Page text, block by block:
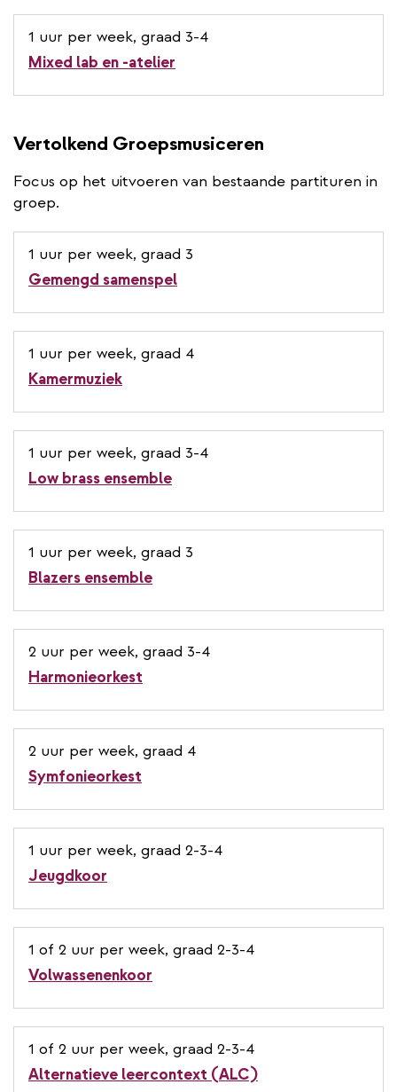
1 uur per week, graad 3-4
Mixed lab en -atelier
Vertolkend Groepsmusiceren
Focus op het uitvoeren van bestaande partituren in
groep.
1 uur per week, graad 3
Gemengd samenspel
1 uur per week, graad 4
Kamermuziek
1 uur per week, graad 3-4
Low brass ensemble
1 uur per week, graad 3
Blazers ensemble
2 uur per week, graad 3-4
Harmonieorkest
2 uur per week, graad 4
Symfonieorkest
1 uur per week, graad 2-3-4
Jeugdkoor
1 of 2 uur per week, graad 2-3-4
Volwassenenkoor
1 of 2 uur per week, graad 2-3-4
Alternatieve leercontext (ALC)